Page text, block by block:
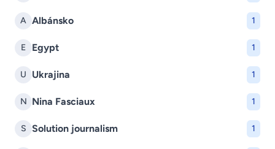
A Albánsko 1
E Egypt 1
U Ukrajina 1
N Nina Fasciaux 1
S Solution journalism 1